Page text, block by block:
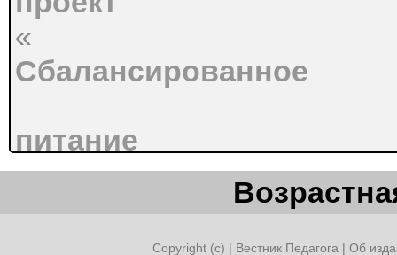
«
Сбалансированное
питание
Copyright (c) | Вестник Педагога | Об